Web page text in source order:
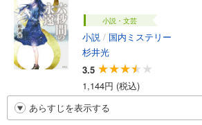
小説・文芸
小説 / 国内ミステリー
杉井光
3.5
1,144円 (税込)
あらすじを表示する